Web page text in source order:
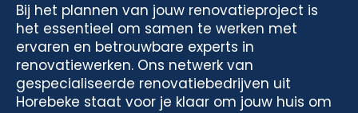
Bij het plannen van jouw renovatieproject is
het essentieel om samen te werken met
ervaren en betrouwbare experts in
renovatiewerken. Ons netwerk van
gespecialiseerde renovatiebedrijven uit
Horebeke staat voor je klaar om jouw huis om